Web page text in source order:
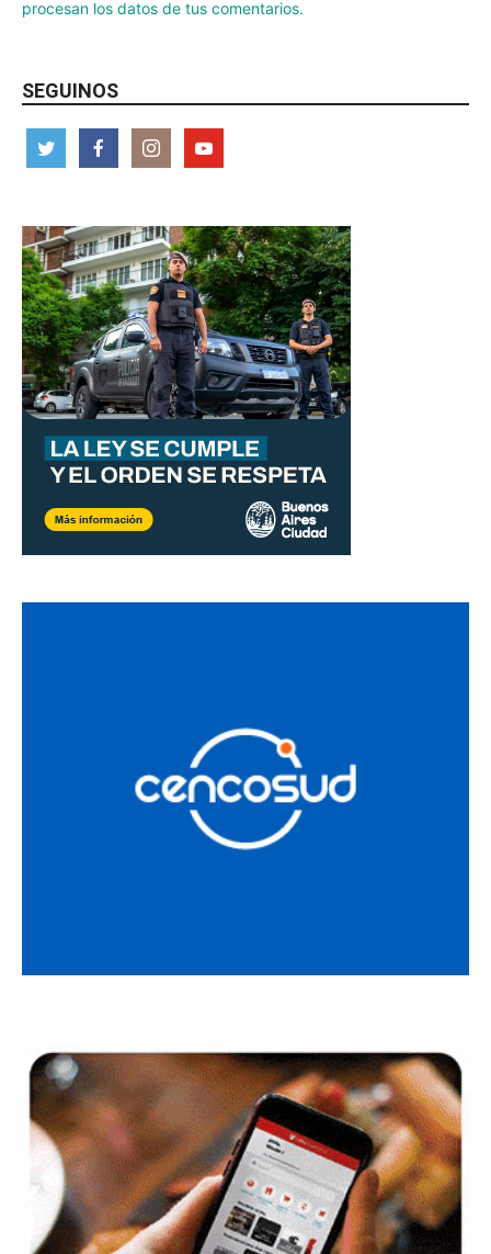
procesan los datos de tus comentarios.
SEGUINOS